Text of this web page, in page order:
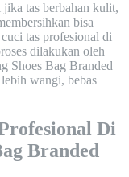
tas berbahan kulit,
bisa
tas profesional di
dilakukan oleh
Shoes Bag Branded
wangi, bebas
Di
Branded